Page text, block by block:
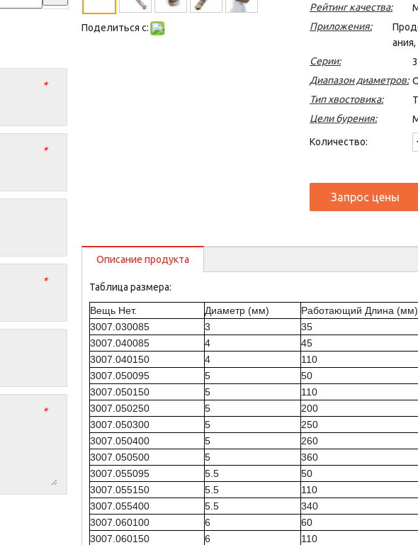
*
*
*
*
Поделиться с:
Рейтинг качества:
Приложения:
Серии:
Диапазон диаметров:
Тип хвостовика:
Цели бурения:
Количество:
Запрос цены
Описание продукта
Таблица размера:
Вещь Нет. Диаметр (мм) Работающий Длина (мм)
3007.030085
3 35
3007.040085
4 45
3007.040150
4 110
3007.050095
5 50
3007.050150
5 110
3007.050250
5 200
3007.050300
5 250
3007.050400
5 260
3007.050500
5 360
3007.055095
5.5 50
3007.055150
5.5 110
3007.055400
5.5 340
3007.060100
6 60
3007.060150
6 110